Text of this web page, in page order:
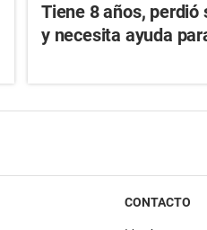
Tiene 8 años, perdió
y necesita ayuda
CONTACTO